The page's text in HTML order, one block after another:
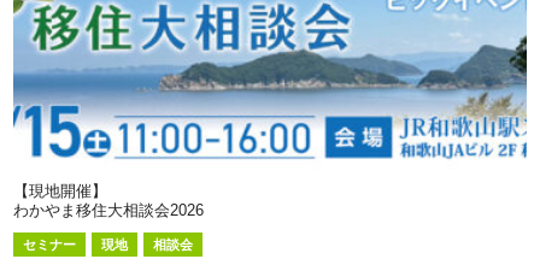
【現地開催】
わかやま移住大相談会2026
セミナー 現地 相談会